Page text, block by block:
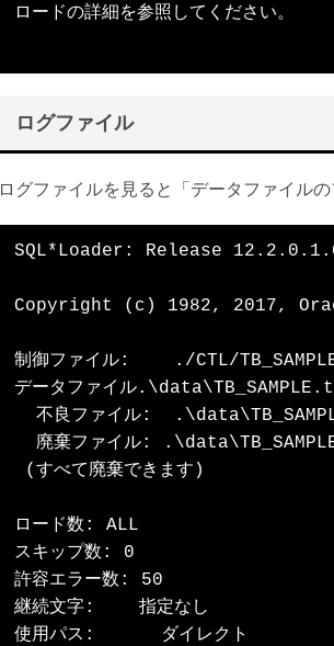
ロードの詳細を参照してください。
ログファイル
ログファイルを見ると「データファイル
SQL*Loader: Release
Copyright (c) 1982, 2017,
制御ファイル:    ./CTL/
データファイル
不良ファイル:
廃棄ファイル:
(すべて廃棄できます)
ロード数: ALL
スキップ数: 0
許容エラー数: 50
継続文字:    指定なし
使用パス:      ダイレクト